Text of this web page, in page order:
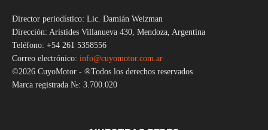
Director periodístico: Lic. Damián Weizman
Dirección: Arístides Villanueva 430, Mendoza, Argentina
Teléfono: +54 261 5358556
Correo electrónico: info@cuyomotor.com.ar
©2026 CuyoMotor - ®Todos los derechos reservados
Marca registrada №: 3.700.020